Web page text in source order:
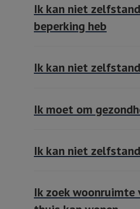
Ik kan niet
beperking heb
Ik kan niet
Ik moet om
Ik kan niet
Ik zoek